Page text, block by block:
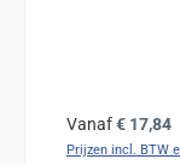
Normale prijs:
Vanaf€ 17,84
Prijzen incl. BTW